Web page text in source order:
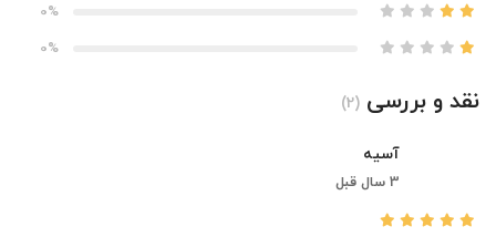
0%
0%
نقد و بررسی (2)
آسیه
3 سال قبل